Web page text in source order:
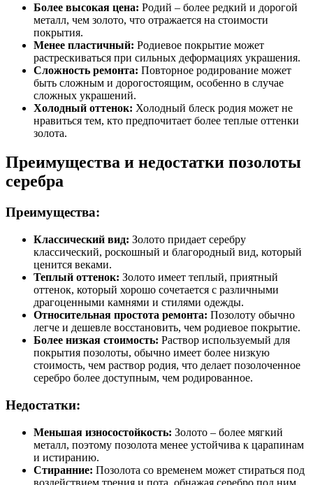
Более высокая цена: Родий – более редкий и дорогой
металл, чем золото, что отражается на стоимости
покрытия.
Менее пластичный: Родиевое покрытие может
растрескиваться при сильных деформациях украшения.
Сложность ремонта: Повторное родирование может
быть сложным и дорогостоящим, особенно в случае
сложных украшений.
Холодный оттенок: Холодный блеск родия может не
нравиться тем, кто предпочитает более теплые оттенки
золота.
Преимущества и недостатки позолоты
серебра
Преимущества:
Классический вид: Золото придает серебру
классический, роскошный и благородный вид, который
ценится веками.
Теплый оттенок: Золото имеет теплый, приятный
оттенок, который хорошо сочетается с различными
драгоценными камнями и стилями одежды.
Относительная простота ремонта: Позолоту обычно
легче и дешевле восстановить, чем родиевое покрытие.
Более низкая стоимость: Раствор используемый для
покрытия позолоты, обычно имеет более низкую
стоимость, чем раствор родия, что делает позолоченное
серебро более доступным, чем родированное.
Недостатки:
Меньшая износостойкость: Золото – более мягкий
металл, поэтому позолота менее устойчива к царапинам
и истиранию.
Стиранние: Позолота со временем может стираться под
воздействием трения и пота, обнажая серебро под ним.